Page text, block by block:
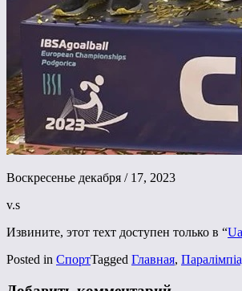
Воскресенье декабря / 17, 2023
v.s
Извините, этот техт доступен только в “Ua
Posted in СпортTagged Главная,